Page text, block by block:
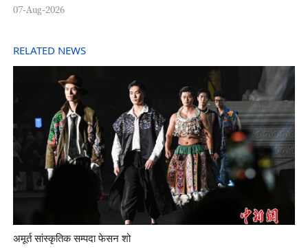
07-Aug-2026
RELATED NEWS
अमूर्त सांस्कृतिक सम्पदा फेसन शो